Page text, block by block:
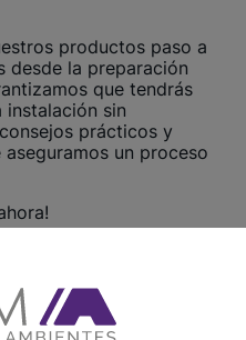
productos paso a
desde la preparación
que tendrás
sin
prácticos y
un proceso